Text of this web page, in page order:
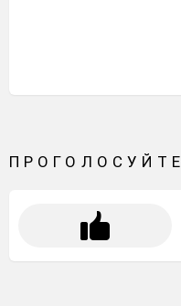
ПРОГОЛОСУЙТЕ